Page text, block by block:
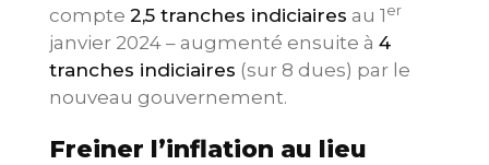
compte 2,5 tranches indiciaires au 1 er
janvier 2024 – augmenté ensuite à 4
tranches indiciaires (sur 8 dues) par le
nouveau gouvernement.
Freiner l’inflation au lieu